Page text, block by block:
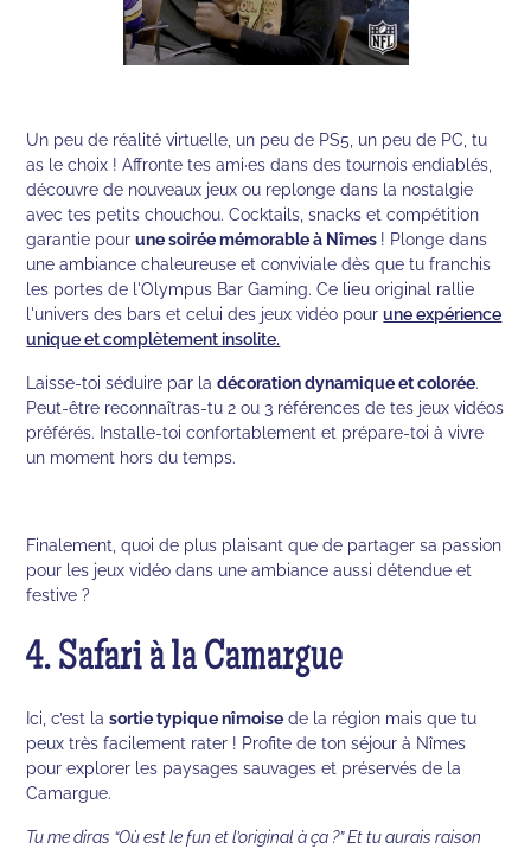
Un peu de réalité virtuelle, un peu de PS5, un peu de PC, tu
as le choix ! Affronte tes ami·es dans des tournois endiablés,
découvre de nouveaux jeux ou replonge dans la nostalgie
avec tes petits chouchou. Cocktails, snacks et compétition
garantie pourune soirée mémorable à Nîmes ! Plonge dans
une ambiance chaleureuse et conviviale dès que tu franchis
les portes de l'Olympus Bar Gaming. Ce lieu original rallie
l'univers des bars et celui des jeux vidéo pourune expérience
unique et complètement insolite.
Laisse-toi séduire par ladécoration dynamique et colorée.
Peut-être reconnaîtras-tu 2 ou 3 références de tes jeux vidéos
préférés. Installe-toi confortablement et prépare-toi à vivre
un moment hors du temps.
Finalement, quoi de plus plaisant que de partager sa passion
pour les jeux vidéo dans une ambiance aussi détendue et
festive ?
4. Safari à la Camargue
Ici, c’est lasortie typique nîmoise de la région mais que tu
peux très facilement rater ! Profite de ton séjour à Nîmes
pour explorer les paysages sauvages et préservés de la
Camargue.
Tu me diras “Où est le fun et l’original à ça ?” Et tu aurais raison